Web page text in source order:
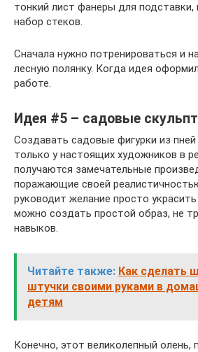
тонкий лист фанеры для подставки,
набор стеков.
Сначала нужно потренироваться и
лесную полянку. Когда идея
работе.
Идея #5 – садовые
Создавать садовые фигурки из пней
только у настоящих художников в
получаются замечательные
поражающие своей
руководит желание просто
можно создать простой образ, не
навыков.
Читайте также: Как сделать
штучки своими руками в
детям
Конечно, этот великолепный олень,